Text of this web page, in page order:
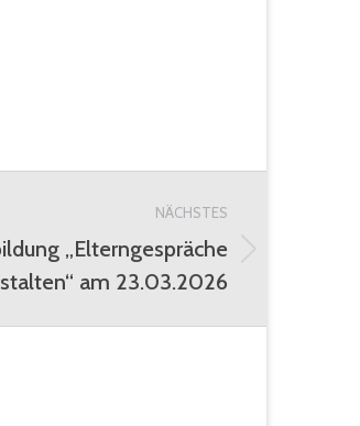
NÄCHSTES
„Elterngespräche
am 23.03.2026